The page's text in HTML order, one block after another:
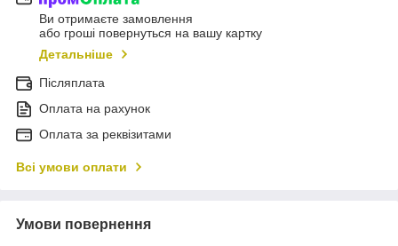
Ви отримаєте замовлення
або гроші повернуться на вашу картку
Детальніше
Післяплата
Оплата на рахунок
Оплата за реквізитами
Всі умови оплати
Умови повернення